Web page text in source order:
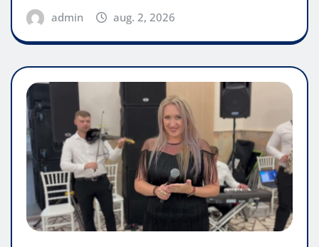
admin aug. 2, 2026